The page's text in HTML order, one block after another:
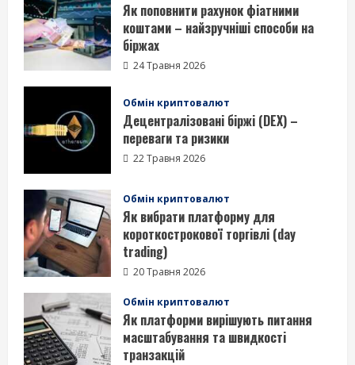
Як поповнити рахунок фіатними
коштами – найзручніші способи на
біржах
24 Травня 2026
Обмін криптовалют
Децентралізовані біржі (DEX) –
переваги та ризики
22 Травня 2026
Обмін криптовалют
Як вибрати платформу для
короткострокової торгівлі (day
trading)
20 Травня 2026
Обмін криптовалют
Як платформи вирішують питання
масштабування та швидкості
транзакцій